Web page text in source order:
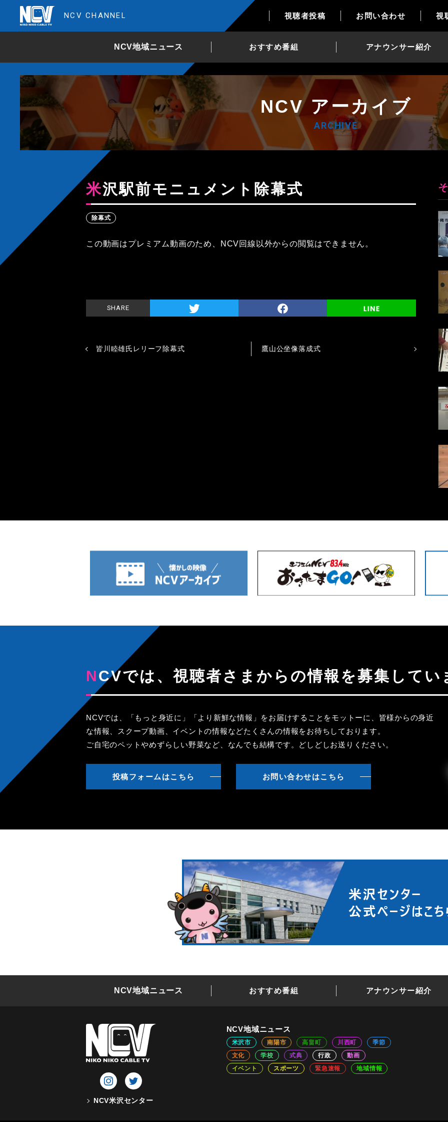
NCV CHANNEL 視聴者投稿 お問い合わせ 視
NCV地域ニュース おすすめ番組 アナウンサー紹介
NCV アーカイブ
ARCHIVE
米沢駅前モニュメント除幕式
除幕式
この動画はプレミアム動画のため、NCV回線以外からの閲覧はできません。
SHARE
皆川睦雄氏レリーフ除幕式 鷹山公坐像落成式
NCVでは、視聴者さまからの情報を募集してい
NCVでは、「もっと身近に」「より新鮮な情報」をお届けすることをモットーに、皆様からの身近
な情報、スクープ動画、イベントの情報などたくさんの情報をお待ちしております。
ご自宅のペットやめずらしい野菜など、なんでも結構です。どしどしお送りください。
投稿フォームはこちら お問い合わせはこちら
NCV地域ニュース おすすめ番組 アナウンサー紹介
NCV米沢センター
NCV地域ニュース
米沢市 南陽市 高畠町 川西町
季節
文化
学校 式典 行政
動画
イベント
スポーツ 緊急速報 地域情報